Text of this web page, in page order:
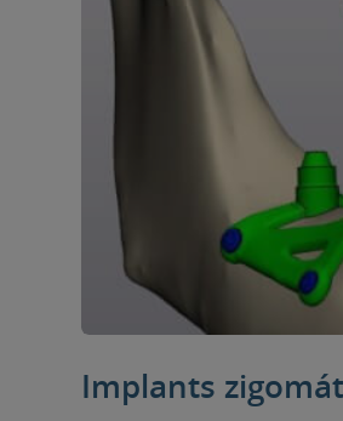
Implants